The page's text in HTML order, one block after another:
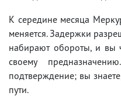
К середине месяца
меняется. Задержки
набирают обороты, и вы
своему
подтверждение; вы
пути.